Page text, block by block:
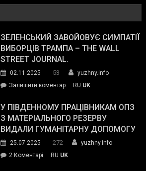
ЗЕЛЕНСЬКИЙ ЗАВОЙОВУЄ СИМПАТІЇ
ВИБОРЦІВ ТРАМПА – THE WALL
STREET JOURNAL.
02.11.2025 53
yuzhny.info
Залишити коментарon
завойовує
симпатії
виборців
The
RU UK
У ПІВДЕННОМУ ПРАЦІВНИКАМ ОПЗ
З МАТЕРІАЛЬНОГО РЕЗЕРВУ
ВИДАЛИ ГУМАНІТАРНУ ДОПОМОГУ
25.07.2025 272
yuzhny.info
2 Коментарі
RU UK